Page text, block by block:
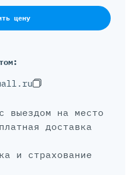
цену
выездом на место
доставка
и страхование